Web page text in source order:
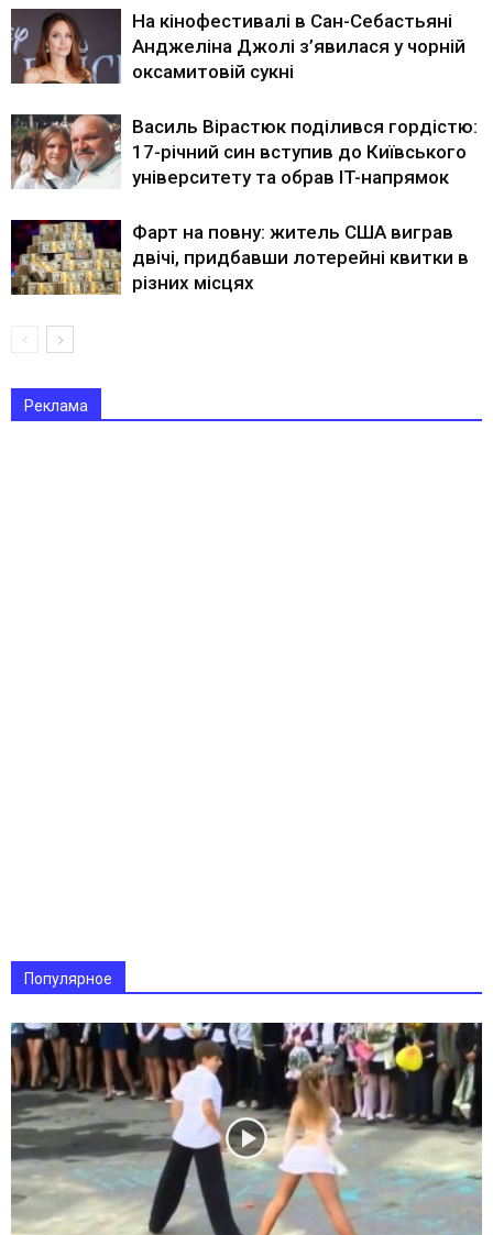
На кінофестивалі в Сан-Себастьяні
Анджеліна Джолі з’явилася у чорній
оксамитовій сукні
Василь Вірастюк поділився гордістю:
17-річний син вступив до Київського
університету та обрав IT-напрямок
Фарт на повну: житель США виграв
двічі, придбавши лотерейні квитки в
різних місцях
Реклама
Популярное